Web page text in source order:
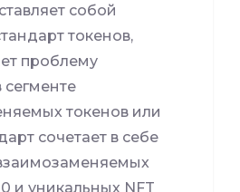
собой
токенов,
проблему
сегменте
токенов или
сочетает в себе
и уникальных NFT